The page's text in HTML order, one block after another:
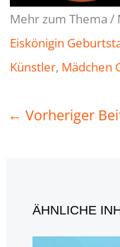
Mehr zum Thema /
Eiskönigin
Künstler, Mädchen
← Vorheriger
ÄHNLICHE